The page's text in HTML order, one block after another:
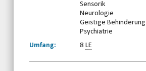
Sensorik
Neurologie
Geistige Behinderung
Psychiatrie
Umfang:
8LE